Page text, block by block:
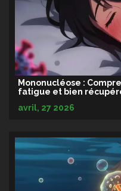
Mononucléose :
fatigue et bien
avril, 27 2026